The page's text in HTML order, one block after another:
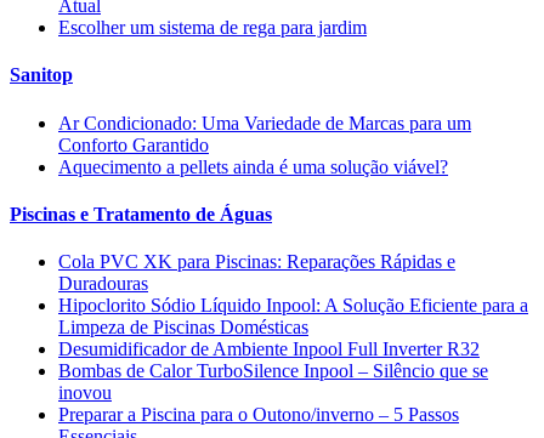
Atual
Escolher um sistema de rega para jardim
Sanitop
Ar Condicionado: Uma Variedade de Marcas para um
Conforto Garantido
Aquecimento a pellets ainda é uma solução viável?
Piscinas e Tratamento de Águas
Cola PVC XK para Piscinas: Reparações Rápidas e
Duradouras
Hipoclorito Sódio Líquido Inpool: A Solução Eficiente para a
Limpeza de Piscinas Domésticas
Desumidificador de Ambiente Inpool Full Inverter R32
Bombas de Calor TurboSilence Inpool – Silêncio que se
inovou
Preparar a Piscina para o Outono/inverno – 5 Passos